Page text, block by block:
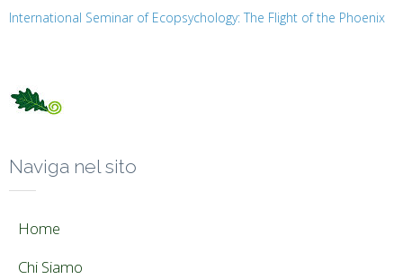
International Seminar of Ecopsychology: The Flight of the Phoenix
Naviga nel sito
Home
Chi Siamo